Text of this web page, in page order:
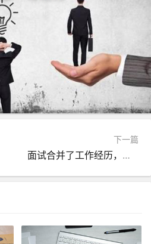
下一篇
面试合并了工作经历，入职要个税录屏？这样做稳过